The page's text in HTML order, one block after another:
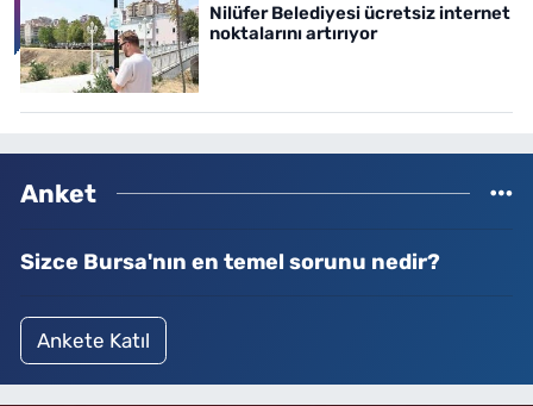
Nilüfer Belediyesi ücretsiz internet
noktalarını artırıyor
Anket
Sizce Bursa'nın en temel sorunu nedir?
Ankete Katıl